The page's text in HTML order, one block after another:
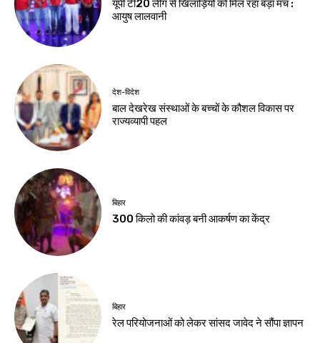
झारखंड न्यूज़
विधानसभा सत्र शुरू,
अध्यक्ष का स्वागत
Birsa Bhumi Live -
August 6, 2026
नवीनतम लेख